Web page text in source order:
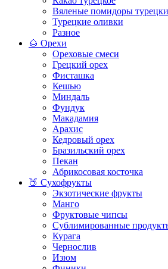
Вяленые помидоры
Турецкие оливки
Разное
🌰 Орехи
Ореховые смеси
Грецкий орех
Фисташка
Кешью
Миндаль
Фундук
Макадамия
Арахис
Кедровый орех
Бразильский орех
Пекан
Абрикосовая косточка
🍑 Сухофрукты
Экзотические фрукты
Манго
Фруктовые чипсы
Сублимированные
Курага
Чернослив
Изюм